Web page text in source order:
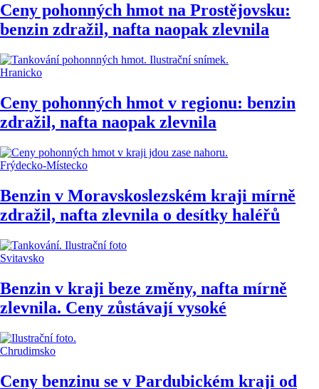
Ceny pohonných hmot na Prostějovsku:
benzin zdražil, nafta naopak zlevnila
Hranicko
Ceny pohonných hmot v regionu: benzin
zdražil, nafta naopak zlevnila
Frýdecko-Místecko
Benzin v Moravskoslezském kraji mírně
zdražil, nafta zlevnila o desítky haléřů
Svitavsko
Benzin v kraji beze změny, nafta mírně
zlevnila. Ceny zůstávají vysoké
Chrudimsko
Ceny benzinu se v Pardubickém kraji od